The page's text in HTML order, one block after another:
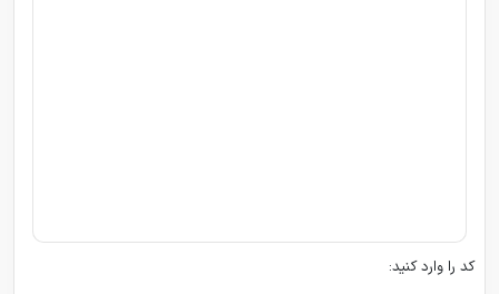
کد را وارد کنید: